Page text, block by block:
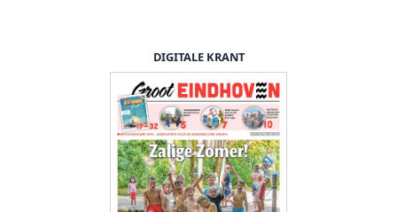
DIGITALE KRANT